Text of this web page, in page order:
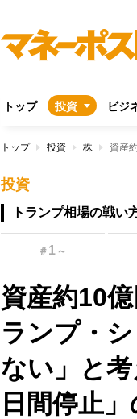
トップ 投資 ビジ
トップ 投資 株
投資
トランプ相場の戦い
＃ 1 ～
資産約10
ランプ・
ない」と
日間停止